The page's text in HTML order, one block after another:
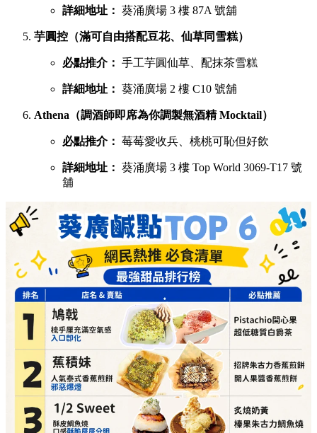
詳細地址： 葵涌廣場 3 樓 87A 號舖
芋圓控（滿可自由搭配豆花、仙草同雪糕）
必點推介： 手工芋圓仙草、配抹茶雪糕
詳細地址： 葵涌廣場 2 樓 C10 號舖
Athena（調酒師即席為你調製無酒精 Mocktail）
必點推介： 莓莓愛收兵、桃桃可恥但好飲
詳細地址： 葵涌廣場 3 樓 Top World 3069-T17 號
舖